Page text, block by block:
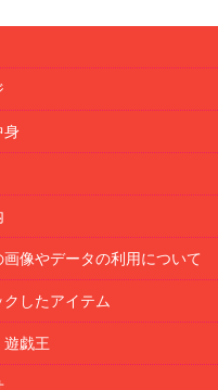
身
画像やデータの利用について
したアイテム
遊戯王